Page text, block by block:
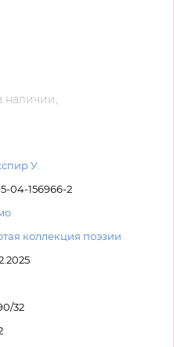
наличии,
У.
04-156966-2
коллекция поэзии
32